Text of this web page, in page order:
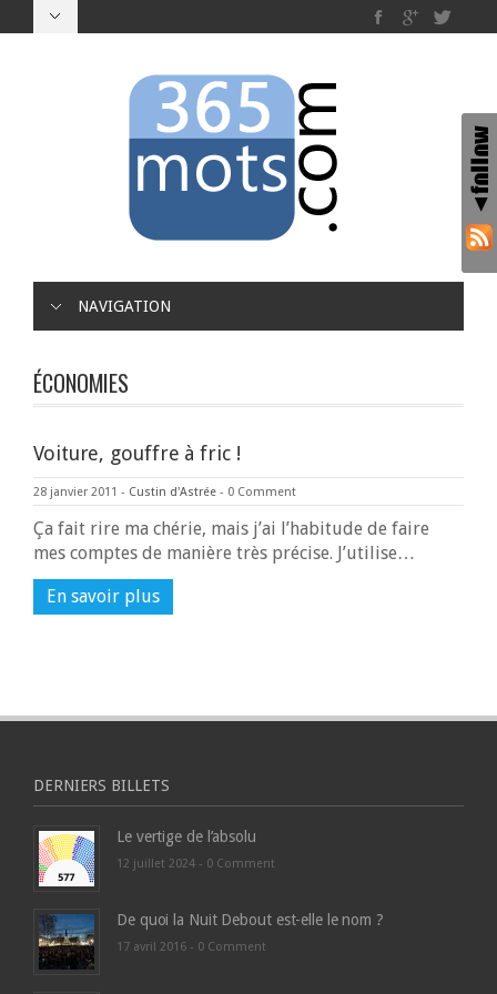
NAVIGATION
ÉCONOMIES
Voiture, gouffre à fric !
28 janvier 2011 - Custin d'Astrée - 0 Comment
Ça fait rire ma chérie, mais j’ai l’habitude de faire
mes comptes de manière très précise. J’utilise…
En savoir plus
DERNIERS BILLETS
Le vertige de l’absolu
12 juillet 2024 - 0 Comment
De quoi la Nuit Debout est-elle le nom ?
17 avril 2016 - 0 Comment